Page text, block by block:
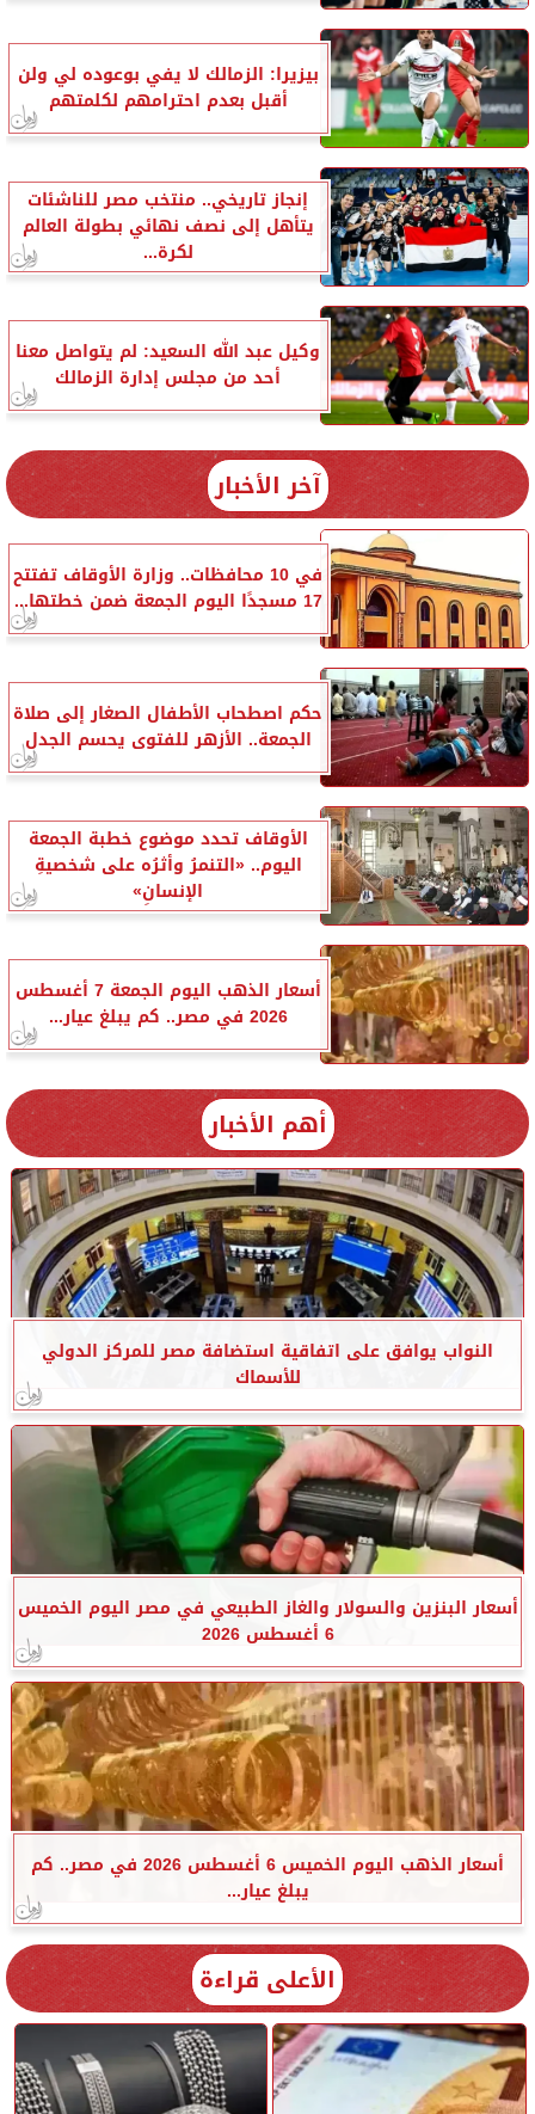
بيزيرا: الزمالك لا يفي بوعوده لي ولن
أقبل بعدم احترامهم لكلمتهم
إنجاز تاريخي.. منتخب مصر للناشئات
يتأهل إلى نصف نهائي بطولة العالم
لكرة...
وكيل عبد الله السعيد: لم يتواصل معنا
أحد من مجلس إدارة الزمالك
آخر الأخبار
في 10 محافظات.. وزارة الأوقاف تفتتح
17 مسجدًا اليوم الجمعة ضمن خطتها...
حكم اصطحاب الأطفال الصغار إلى صلاة
الجمعة.. الأزهر للفتوى يحسم الجدل
الأوقاف تحدد موضوع خطبة الجمعة
اليوم.. «التنمرُ وأثرُه على شخصيةِ
الإنسانِ»
أسعار الذهب اليوم الجمعة 7 أغسطس
2026 في مصر.. كم يبلغ عيار...
أهم الأخبار
النواب يوافق على اتفاقية استضافة مصر للمركز الدولي
للأسماك
أسعار البنزين والسولار والغاز الطبيعي في مصر اليوم الخميس
6 أغسطس 2026
أسعار الذهب اليوم الخميس 6 أغسطس 2026 في مصر.. كم
يبلغ عيار...
الأعلى قراءة